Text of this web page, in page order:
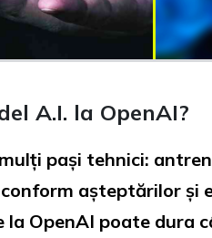
A.I. la OpenAI?
pași tehnici:
așteptărilor și
OpenAI poate dura